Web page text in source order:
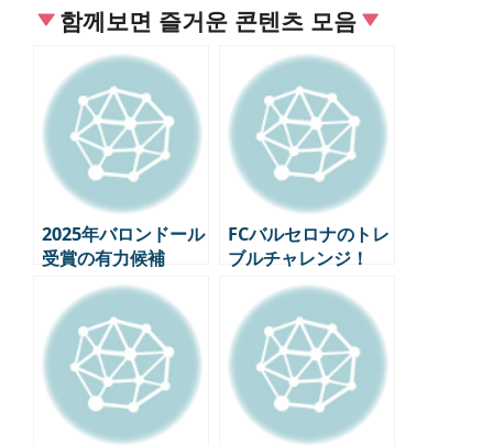
함께보면 즐거운 콘텐츠 모음
2025年バロンドール
受賞の有力候補
TOP5(3月時点の最
新順位)
FCバルセロナのトレ
ブルチャレンジ！
UEFAチャンピオン
ズ準々決勝インテ
ル・ミラノ1回戦プ
レビュー